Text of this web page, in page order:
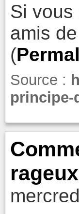
Si
amis
(
Source :
principe-